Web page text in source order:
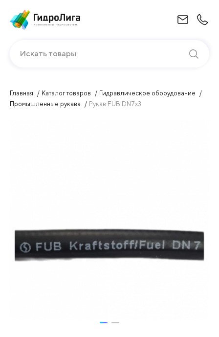
Искать товары
Главная Каталог товаров
Гидравлическое оборудование
Промышленные рукава
Рукав FUB DN7х3